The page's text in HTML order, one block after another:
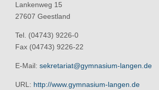
Lankenweg 15
27607 Geestland
Tel. (04743) 9226-0
Fax (04743) 9226-22
E-Mail: sekretariat@gymnasium-langen.de
URL: http://www.gymnasium-langen.de